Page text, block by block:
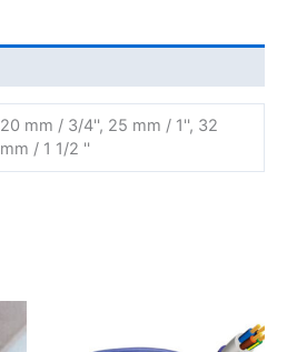
20 mm / 3/4'', 25 mm / 1'', 32
mm / 1 1/2 ''